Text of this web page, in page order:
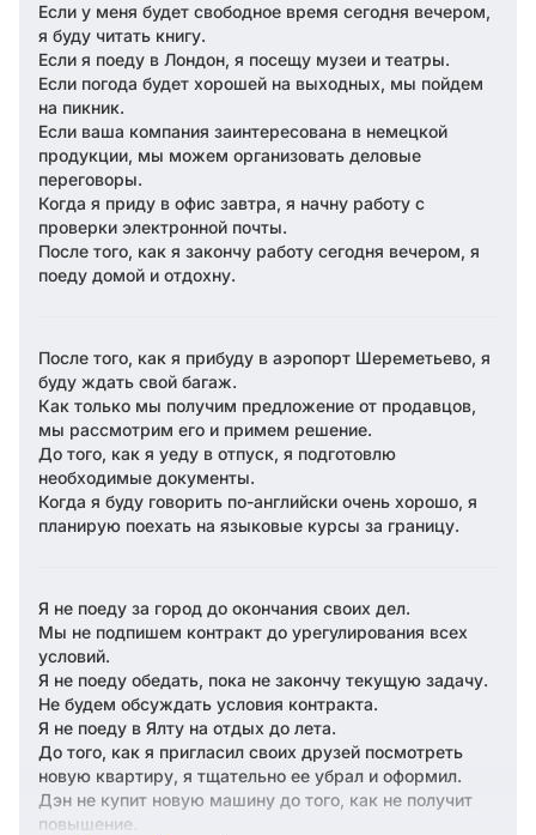
Если у меня будет свободное время сегодня вечером,
я буду читать книгу.
Если я поеду в Лондон, я посещу музеи и театры.
Если погода будет хорошей на выходных, мы пойдем
на пикник.
Если ваша компания заинтересована в немецкой
продукции, мы можем организовать деловые
переговоры.
Когда я приду в офис завтра, я начну работу с
проверки электронной почты.
После того, как я закончу работу сегодня вечером, я
поеду домой и отдохну.
После того, как я прибуду в аэропорт Шереметьево, я
буду ждать свой багаж.
Как только мы получим предложение от продавцов,
мы рассмотрим его и примем решение.
До того, как я уеду в отпуск, я подготовлю
необходимые документы.
Когда я буду говорить по-английски очень хорошо, я
планирую поехать на языковые курсы за границу.
Я не поеду за город до окончания своих дел.
Мы не подпишем контракт до урегулирования всех
условий.
Я не поеду обедать, пока не закончу текущую задачу.
Не будем обсуждать условия контракта.
Я не поеду в Ялту на отдых до лета.
До того, как я пригласил своих друзей посмотреть
новую квартиру, я тщательно ее убрал и оформил.
Дэн не купит новую машину до того, как не получит
повышение.